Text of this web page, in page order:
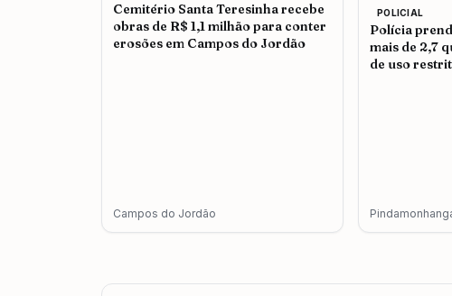
Cemitério Santa Teresinha recebe
obras de R$ 1,1 milhão para conter
erosões em Campos do Jordão
Campos do Jordão
POLICIAL
Polícia
mais de 2,7
de uso